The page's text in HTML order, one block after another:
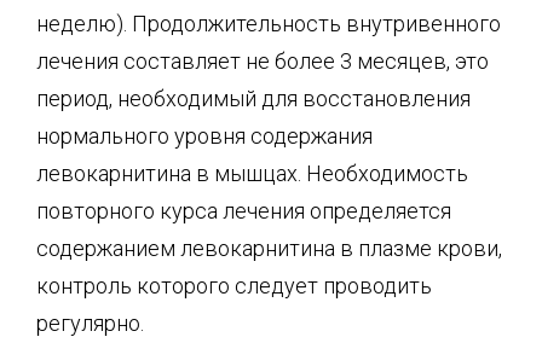
неделю). Продолжительность внутривенного
лечения составляет не более 3 месяцев, это
период, необходимый для восстановления
нормального уровня содержания
левокарнитина в мышцах. Необходимость
повторного курса лечения определяется
содержанием левокарнитина в плазме крови,
контроль которого следует проводить
регулярно.